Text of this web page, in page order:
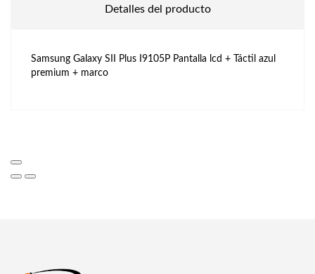
Detalles del producto
Samsung Galaxy SII Plus I9105P Pantalla lcd + Táctil azul
premium + marco